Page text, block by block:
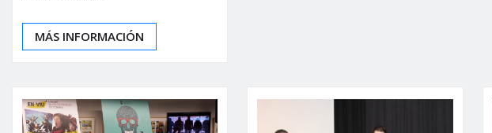
MÁS INFORMACIÓN